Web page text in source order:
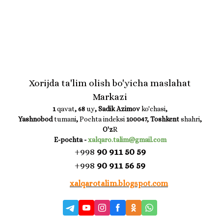
Xorijda ta'lim olish bo'yicha maslahat
Markazi
1qavat, 68uy, Sadik Azimovko'chasi,
Yashnobodtumani,Pochta indeksi100047,Toshkentshahri,
O'zR
E-pochta-xalqaro.talim@gmail.com
+998 90 911 50 59
+998 90 911 56 59
xalqarotalim.blogspot.com